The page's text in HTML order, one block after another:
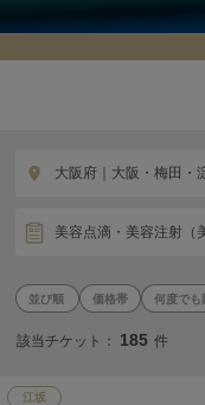
大阪府｜大阪・梅田・
美容点滴・美容注射（
価格帯 何度でも
該当チケット： 185 件
江坂